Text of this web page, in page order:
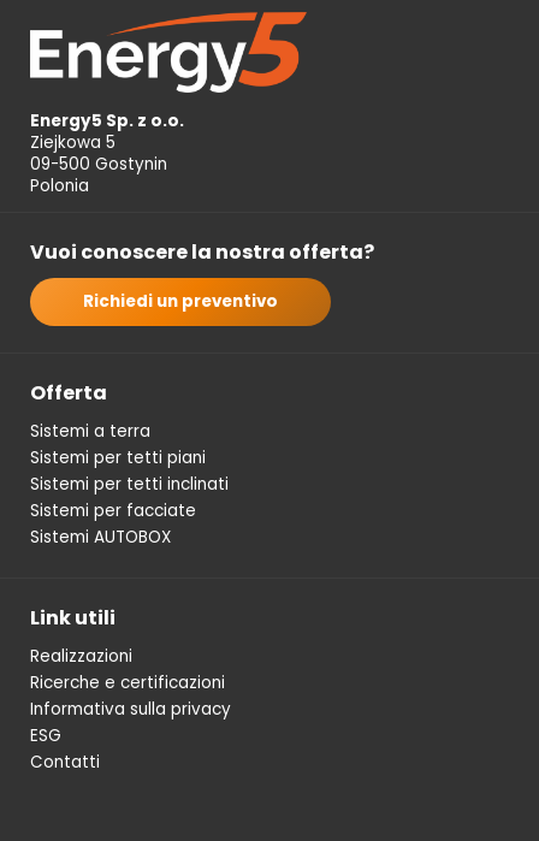
Energy5 Sp. z o.o.
Ziejkowa 5
09-500 Gostynin
Polonia
Vuoi conoscere la nostra offerta?
Richiedi un preventivo
Offerta
Sistemi a terra
Sistemi per tetti piani
Sistemi per tetti inclinati
Sistemi per facciate
Sistemi AUTOBOX
Link utili
Realizzazioni
Ricerche e certificazioni
Informativa sulla privacy
ESG
Contatti